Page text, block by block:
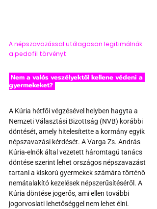
A népszavazással utólagosan legitimálnák
a pedofil törvényt
gyermekeket?
A Kúria hétfői végzésével helyben hagyta a
Nemzeti Választási Bizottság (NVB) korábbi
döntését, amely hitelesítette a kormány egyik
népszavazási kérdését. A Varga Zs. András
Kúria-elnök által vezetett háromtagú tanács
döntése szerint lehet országos népszavazást
tartani a kiskorú gyermekek számára történő
nemátalakító kezelések népszerűsítéséről. A
Kúria döntése jogerős, ami ellen további
jogorvoslati lehetőséggel nem lehet élni.